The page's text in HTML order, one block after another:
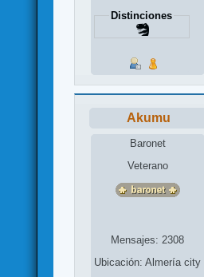
Distinciones
Akumu
Baronet
Veterano
Mensajes: 2308
Ubicación: Almería city